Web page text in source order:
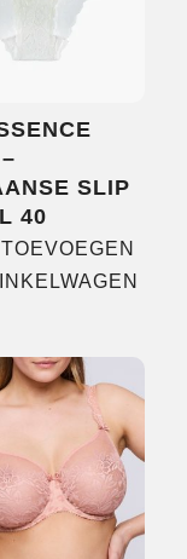
SLIP
40
TOEVOEGEN